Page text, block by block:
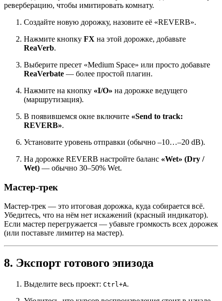
реверберацию, чтобы имитировать комнату.
Создайте новую дорожку, назовите её «REVERB».
Нажмите кнопку FX на этой дорожке, добавьте
ReaVerb.
Выберите пресет «Medium Space» или просто добавьте
ReaVerbate — более простой плагин.
Нажмите на кнопку «I/O» на дорожке ведущего
(маршрутизация).
В появившемся окне включите «Send to track:
REVERB».
Установите уровень отправки (обычно –10…–20 dB).
На дорожке REVERB настройте баланс «Wet» (Dry /
Wet) — обычно 30–50% Wet.
Мастер-трек
Мастер-трек — это итоговая дорожка, куда собирается всё.
Убедитесь, что на нём нет искажений (красный индикатор).
Если мастер перегружается — убавьте громкость всех дорожек
(или поставьте лимитер на мастер).
8. Экспорт готового эпизода
Выделите весь проект: Ctrl+A.